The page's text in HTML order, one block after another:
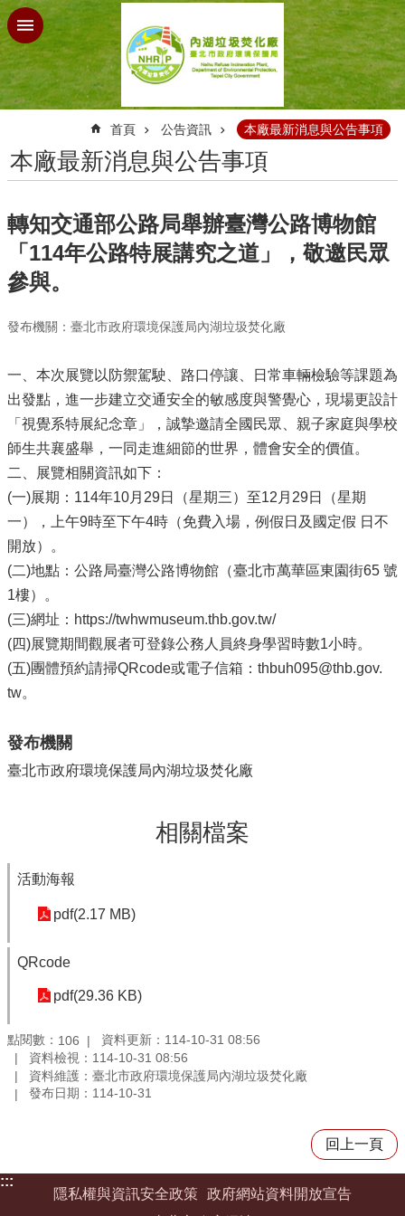
跳到主要內容區塊
首頁 公告資訊 本廠最新消息與公告事項
本廠最新消息與公告事項
轉知交通部公路局舉辦臺灣公路博物館
「114年公路特展講究之道」，敬邀民眾
參與。
發布機關：臺北市政府環境保護局內湖垃圾焚化廠
一、本次展覽以防禦駕駛、路口停讓、日常車輛檢驗等課題為
出發點，進一步建立交通安全的敏感度與警覺心，現場更設計
「視覺系特展紀念章」，誠摯邀請全國民眾、親子家庭與學校
師生共襄盛舉，一同走進細節的世界，體會安全的價值。
二、展覽相關資訊如下：
(一)展期：114年10月29日（星期三）至12月29日（星期
一），上午9時至下午4時（免費入場，例假日及國定假 日不
開放）。
(二)地點：公路局臺灣公路博物館（臺北市萬華區東園街65 號
1樓）。
(三)網址：https://twhwmuseum.thb.gov.tw/
(四)展覽期間觀展者可登錄公務人員終身學習時數1小時。
(五)團體預約請掃QRcode或電子信箱：thbuh095@thb.gov.
tw。
發布機關
臺北市政府環境保護局內湖垃圾焚化廠
相關檔案
活動海報
pdf(2.17 MB)
QRcode
pdf(29.36 KB)
點閱數： 106
資料更新：114-10-31 08:56
資料檢視：114-10-31 08:56
資料維護：臺北市政府環境保護局內湖垃圾焚化廠
發布日期：114-10-31
回上一頁
:::
隱私權與資訊安全政策 政府網站資料開放宣告